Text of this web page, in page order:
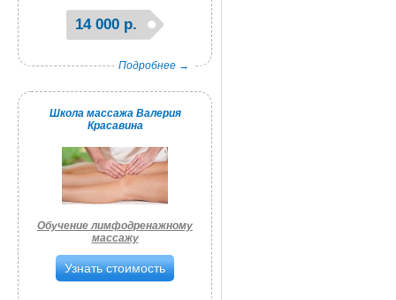
14 000 р.
Подробнее →
Школа массажа Валерия
Красавина
Обучение лимфодренажному
массажу
Узнать стоимость